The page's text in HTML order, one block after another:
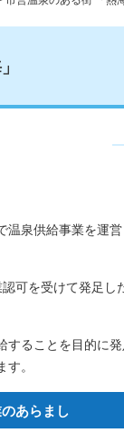
温泉供給事業を運
可を受けて発足
することを目的に
。
あらまし